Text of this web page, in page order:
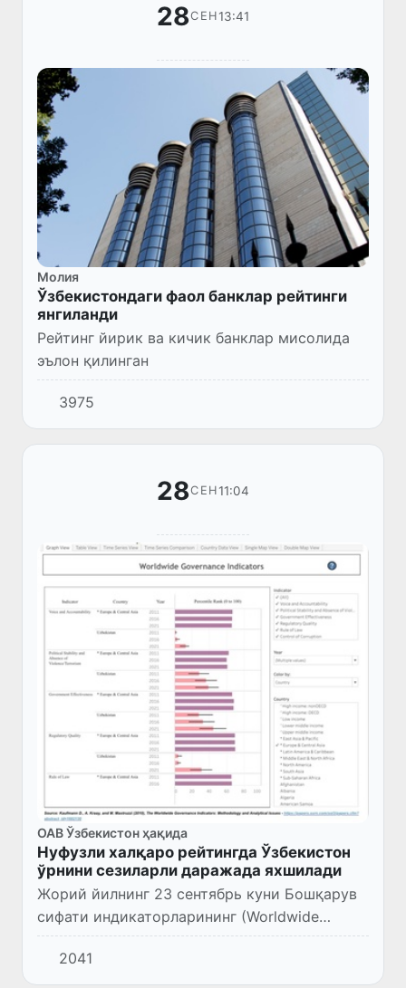
28СЕН13:41
Молия
Ўзбекистондаги фаол банклар рейтинги
янгиланди
Рейтинг йирик ва кичик банклар мисолида
эълон қилинган
3975
28СЕН11:04
ОАВ Ўзбекистон ҳақида
Нуфузли халқаро рейтингда Ўзбекистон
ўрнини сезиларли даражада яхшилади
Жорий йилнинг 23 сентябрь куни Бошқарув
сифати индикаторларининг (Worldwide
Governance Indicators) 2021 йил якунлари
бўйича натижалар эълон қилинди.
2041